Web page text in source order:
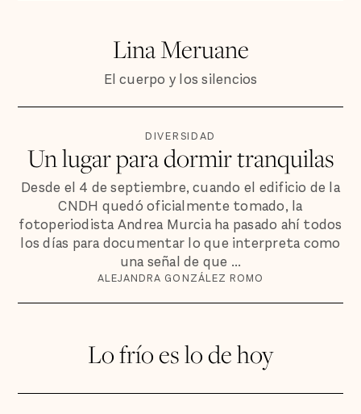
Lina Meruane
El cuerpo y los silencios
DIVERSIDAD
Un lugar para dormir tranquilas
Desde el 4 de septiembre, cuando el edificio de la
CNDH quedó oficialmente tomado, la
fotoperiodista Andrea Murcia ha pasado ahí todos
los días para documentar lo que interpreta como
una señal de que ...
ALEJANDRA GONZÁLEZ ROMO
Lo frío es lo de hoy